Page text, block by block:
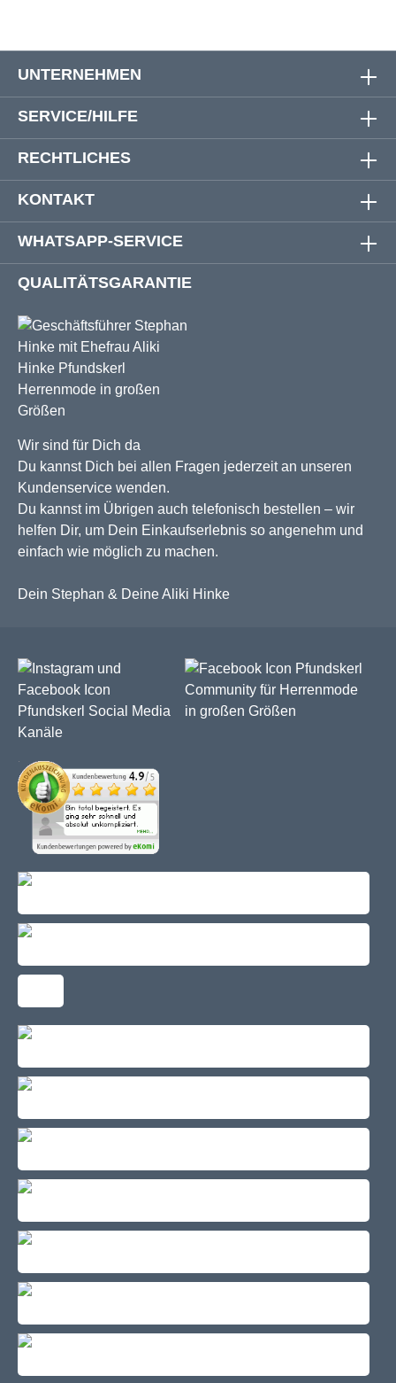
UNTERNEHMEN
SERVICE/HILFE
RECHTLICHES
KONTAKT
WHATSAPP-SERVICE
QUALITÄTSGARANTIE
Wir sind für Dich da
Du kannst Dich bei allen Fragen jederzeit an unseren
Kundenservice wenden.
Du kannst im Übrigen auch telefonisch bestellen – wir
helfen Dir, um Dein Einkaufserlebnis so angenehm und
einfach wie möglich zu machen.
Dein Stephan & Deine Aliki Hinke